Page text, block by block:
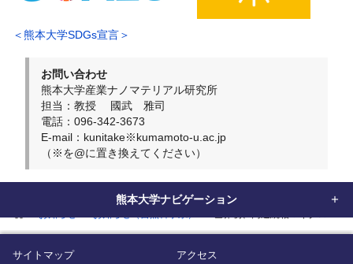
＜熊本大学SDGs宣言＞
お問い合わせ
熊本大学産業ナノマテリアル研究所
担当：教授 國武 雅司
電話：096-342-3673
E-mail：kunitake※kumamoto-u.ac.jp
（※を@に置き換えてください）
熊本大学ナビゲーション
サイトマップ アクセス